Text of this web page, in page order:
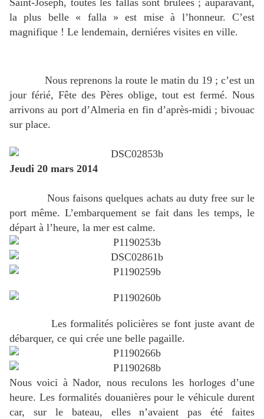
Saint-Joseph, toutes les fallas sont brûlées ; auparavant,
la plus belle « falla » est mise à l’honneur. C’est
magnifique ! Le lendemain, derniéres visites en ville.
Nous reprenons la route le matin du 19 ; c’est un
jour férié, Fête des Pères oblige, tout est fermé. Nous
arrivons au port d’Almeria en fin d’après-midi ; bivouac
sur place.
Jeudi 20 mars 2014
Nous faisons quelques achats au duty free sur le
port même. L’embarquement se fait dans les temps, le
départ à l’heure, la mer est calme.
Les formalités policières se font juste avant de
débarquer, ce qui crée une belle pagaille.
Nous voici à Nador, nous reculons les horloges d’une
heure. Les formalités douanières pour le véhicule durent
car, sur le bateau, elles n’avaient pas été faites